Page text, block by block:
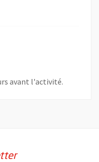
avant l'activité.